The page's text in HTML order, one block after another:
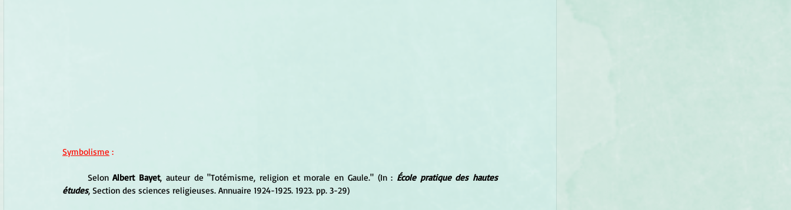
Symbolisme :
	Selon
Albert Bayet, auteur de "Totémisme, religion et morale en Gaule." (In : École pratique des hautes
études, Section des sciences religieuses. Annuaire 1924-1925. 1923. pp. 3-29)